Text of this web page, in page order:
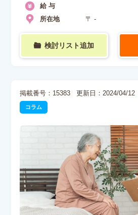
給 与
所在地
〒 -
検討リスト追加
掲載番号：15383 更新日：2024/04/12
コラム